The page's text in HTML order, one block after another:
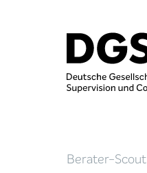
Berater-Scout